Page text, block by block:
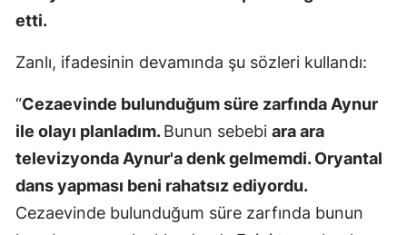
Manisa
Muş
etti.
Zanlı, ifadesinin devamında şu sözleri kullandı:
“Cezaevinde bulunduğum süre zarfında Aynur
ile olayı planladım.Bunun sebebi ara ara
televizyonda Aynur'a denk gelmemdi. Oryantal
dans yapması beni rahatsız ediyordu.
Cezaevinde bulunduğum süre zarfında bunun